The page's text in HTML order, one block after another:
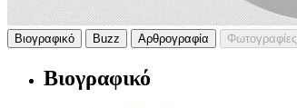
Βιογραφικό Buzz Αρθρογραφία Φωτογραφίες
Βιογραφικό